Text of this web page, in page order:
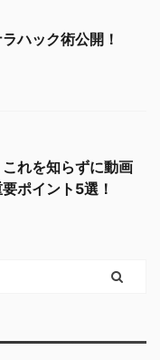
ハック術公開！
これを知らずに動画
ポイント5選！